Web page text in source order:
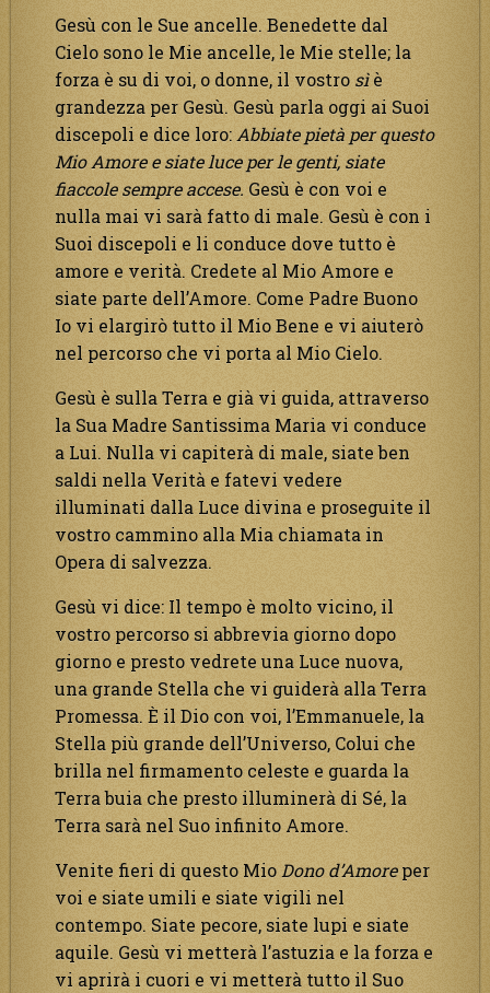
Gesù con le Sue ancelle. Benedette dal
Cielo sono le Mie ancelle, le Mie stelle; la
forza è su di voi, o donne, il vostro sìè
grandezza per Gesù. Gesù parla oggi ai Suoi
discepoli e dice loro: Abbiate pietà per questo
Mio Amore e siate luce per le genti, siate
fiaccole sempre accese. Gesù è con voi e
nulla mai vi sarà fatto di male. Gesù è con i
Suoi discepoli e li conduce dove tutto è
amore e verità. Credete al Mio Amore e
siate parte dell’Amore. Come Padre Buono
Io vi elargirò tutto il Mio Bene e vi aiuterò
nel percorso che vi porta al Mio Cielo.
Gesù è sulla Terra e già vi guida, attraverso
la Sua Madre Santissima Maria vi conduce
a Lui. Nulla vi capiterà di male, siate ben
saldi nella Verità e fatevi vedere
illuminati dalla Luce divina e proseguite il
vostro cammino alla Mia chiamata in
Opera di salvezza.
Gesù vi dice: Il tempo è molto vicino, il
vostro percorso si abbrevia giorno dopo
giorno e presto vedrete una Luce nuova,
una grande Stella che vi guiderà alla Terra
Promessa. È il Dio con voi, l’Emmanuele, la
Stella più grande dell’Universo, Colui che
brilla nel firmamento celeste e guarda la
Terra buia che presto illuminerà di Sé, la
Terra sarà nel Suo infinito Amore.
Venite fieri di questo Mio Dono d’Amoreper
voi e siate umili e siate vigili nel
contempo. Siate pecore, siate lupi e siate
aquile. Gesù vi metterà l’astuzia e la forza e
vi aprirà i cuori e vi metterà tutto il Suo